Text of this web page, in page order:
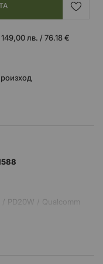
лв. / 76.18 €
PD20W / Qualcomm
мощност.